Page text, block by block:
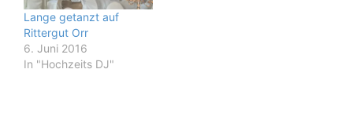
Lange getanzt auf
Rittergut Orr
6. Juni 2016
In "Hochzeits DJ"